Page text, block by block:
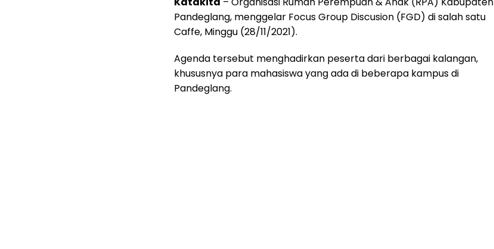
Pandeglang, menggelar Focus Group Discusion (FGD) di salah satu
Caffe, Minggu (28/11/2021).
Agenda tersebut menghadirkan peserta dari berbagai kalangan,
khususnya para mahasiswa yang ada di beberapa kampus di
Pandeglang.